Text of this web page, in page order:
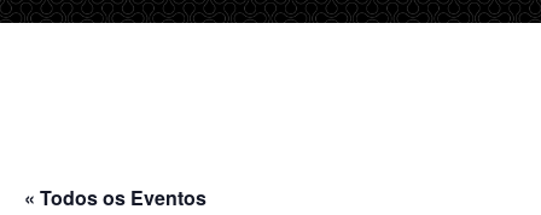
« Todos os Eventos